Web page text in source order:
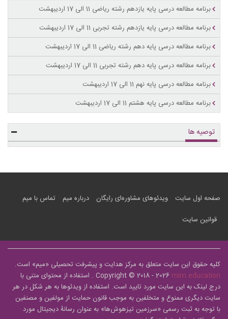
برنامه مطالعه درسی پایه یازدهم رشته ریاضی 11 الی 17 اردیبهشت
برنامه مطالعه درسی پایه یازدهم رشته تجربی 11 الی 17 اردیبهشت
برنامه مطالعه درسی پایه دهم رشته ریاضی 11 الی 17 اردیبهشت
برنامه مطالعه درسی پایه دهم رشته تجربی 11 الی 17 اردیبهشت
برنامه مطالعه درسی پایه نهم 11 الی 17 اردیبهشت
برنامه مطالعه درسی پایه هشتم 11 الی 17 اردیبهشت
توصیه ها
صفحه اول سایت ویدئوهای مشاوره‌ای رایگان درباره میم
تماس با میم
قوانین سایت
کلیه حقوق این سایت متعلق به مرکز هدایت و پیشرفت تحصیلی «میم» است.
Copyright © 2018 - 2026 mim.education
. استفاده از محتوای متنی با
درج لینک به این سایت مورد تایید است. استفاده از ویدئوها به هر شکل در هر
سایت دیگری ممنوع و متخلفین به موجب قانون حمایت از مولفین و مصنفین
با توجه به ثبت رسمی «سرزمین تیزهوش‌ها» به عنوان رسانۀ دیجیتال مورد